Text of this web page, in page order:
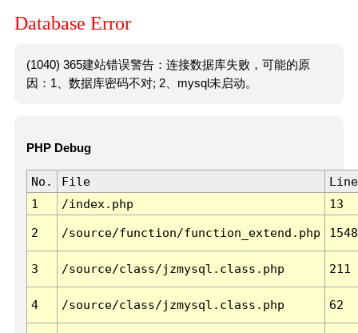
Database Error
(1040) 365建站错误警告：连接数据库失败，可能的原
因：1、数据库密码不对; 2、mysql未启动。
PHP Debug
No. File
Line
1
/index.php 13
2 /source/function/function_extend.php 1548
3 /source/class/jzmysql.class.php 211
4 /source/class/jzmysql.class.php 62